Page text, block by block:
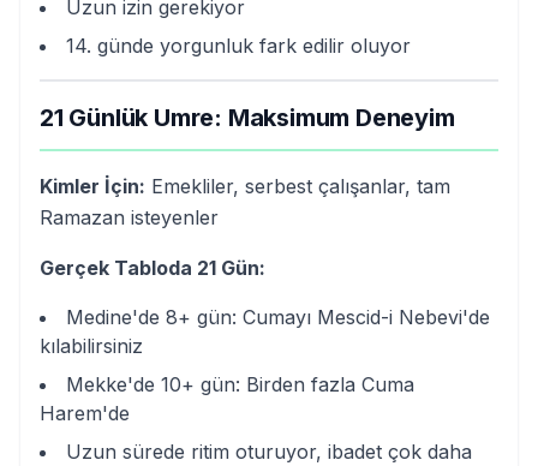
Uzun izin gerekiyor
14. günde yorgunluk fark edilir oluyor
21 Günlük Umre: Maksimum Deneyim
Kimler İçin: Emekliler, serbest çalışanlar, tam
Ramazan isteyenler
Gerçek Tabloda 21 Gün:
Medine'de 8+ gün: Cumayı Mescid-i Nebevi'de
kılabilirsiniz
Mekke'de 10+ gün: Birden fazla Cuma
Harem'de
Uzun sürede ritim oturuyor, ibadet çok daha